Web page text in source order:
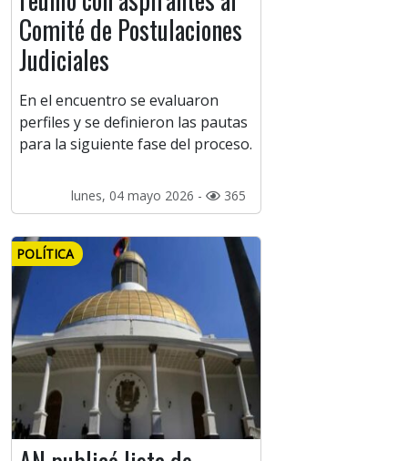
Comité de Postulaciones
Judiciales
En el encuentro se evaluaron
perfiles y se definieron las pautas
para la siguiente fase del proceso.
lunes, 04 mayo 2026 - 365
POLÍTICA